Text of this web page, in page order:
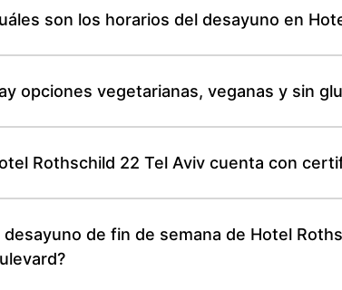
son los horarios del desayuno en
opciones vegetarianas, veganas y sin
Rothschild 22 Tel Aviv cuenta con
desayuno de fin de semana de Hotel